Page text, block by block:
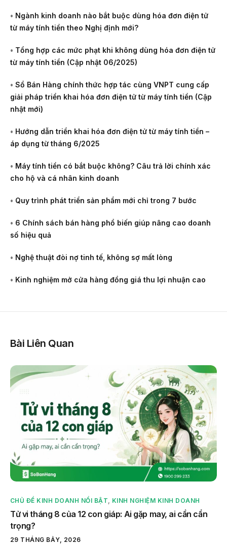
• Ngành kinh doanh nào bắt buộc dùng hóa đơn điện tử
từ máy tính tiền theo Nghị định mới?
• Tổng hợp các mức phạt khi không dùng hóa đơn điện tử
từ máy tính tiền (Cập nhật 06/2025)
• Sổ Bán Hàng chính thức hợp tác cùng VNPT cung cấp
giải pháp triển khai hóa đơn điện tử từ máy tính tiền (Cập
nhật mới)
• Hướng dẫn triển khai hóa đơn điện tử từ máy tính tiền –
áp dụng từ tháng 6/2025
• Máy tính tiền có bắt buộc không? Câu trả lời chính xác
cho hộ và cá nhân kinh doanh
• Quy trình phát triển sản phẩm mới chỉ trong 7 bước
• 6 Chính sách bán hàng phổ biến giúp nâng cao doanh
số hiệu quả
• Nghệ thuật đòi nợ tinh tế, không sợ mất lòng
• Kinh nghiệm mở cửa hàng đồng giá thu lợi nhuận cao
Bài Liên Quan
CHỦ ĐỀ KINH DOANH NỔI BẬT, KINH NGHIỆM KINH DOANH
Tử vi tháng 8 của 12 con giáp: Ai gặp may, ai cần cẩn
trọng?
29 THÁNG BẢY, 2026